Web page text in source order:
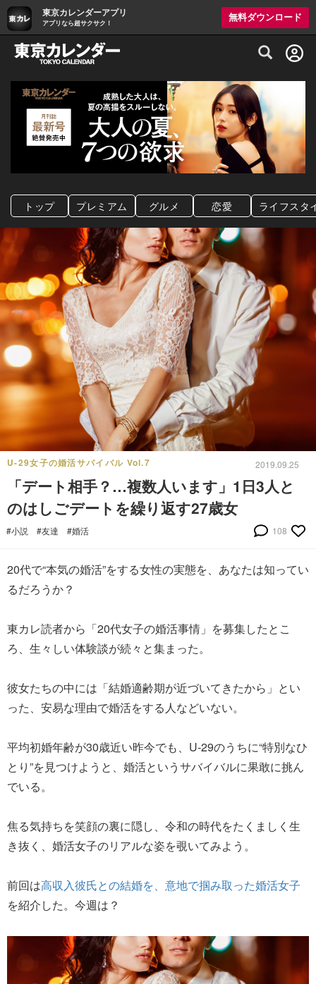
東京カレンダーアプリ
アプリなら超サクサク！
無料ダウンロード
グルメ情報・プレミアムレストラン予約
トップ プレミアム グルメ 恋愛 ライフスタ
U-29女子の婚活サバイバル Vol.7 2019.09.25
「デート相手？…複数人います」1日3人と
のはしごデートを繰り返す27歳女
#小説 #友達 #婚活 108
20代で“本気の婚活”をする女性の実態を、あなたは知ってい
るだろうか？
東カレ読者から「20代女子の婚活事情」を募集したとこ
ろ、生々しい体験談が続々と集まった。
彼女たちの中には「結婚適齢期が近づいてきたから」とい
った、安易な理由で婚活をする人などいない。
平均初婚年齢が30歳近い昨今でも、U-29のうちに“特別なひ
とり”を見つけようと、婚活というサバイバルに果敢に挑ん
でいる。
焦る気持ちを笑顔の裏に隠し、令和の時代をたくましく生
き抜く、婚活女子のリアルな姿を覗いてみよう。
前回は高収入彼氏との結婚を、意地で掴み取った婚活女子
を紹介した。今週は？